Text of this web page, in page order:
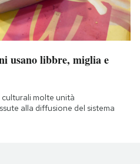
usano libbre, miglia e
molte unità
alla diffusione del sistema